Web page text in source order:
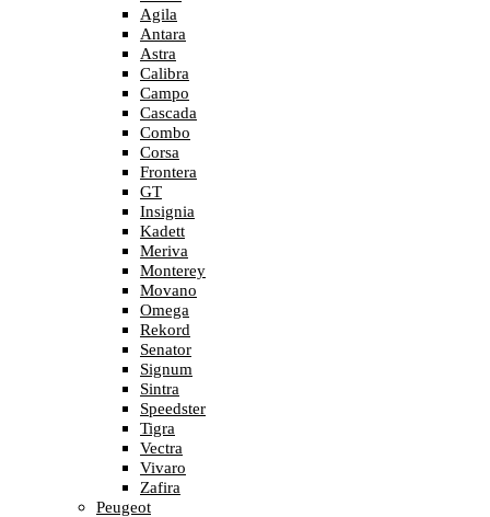
Agila
Antara
Astra
Calibra
Campo
Cascada
Combo
Corsa
Frontera
GT
Insignia
Kadett
Meriva
Monterey
Movano
Omega
Rekord
Senator
Signum
Sintra
Speedster
Tigra
Vectra
Vivaro
Zafira
Peugeot